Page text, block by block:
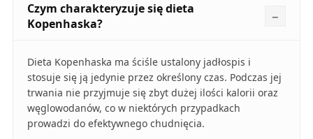
Czym charakteryzuje się dieta
Kopenhaska?
Dieta Kopenhaska ma ściśle ustalony jadłospis i
stosuje się ją jedynie przez określony czas. Podczas jej
trwania nie przyjmuje się zbyt dużej ilości kalorii oraz
węglowodanów, co w niektórych przypadkach
prowadzi do efektywnego chudnięcia.